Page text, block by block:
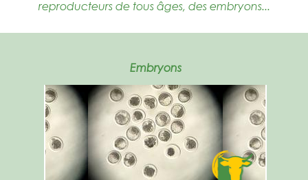
reproducteurs de tous âges, des embryons...
Embryons